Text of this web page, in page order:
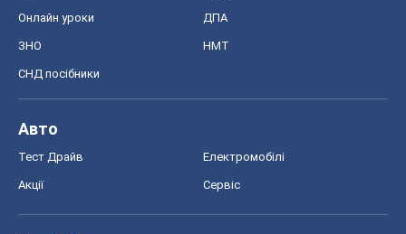
Онлайн уроки ДПА
ЗНО НМТ
СНД посібники
Авто
Тест Драйв Електромобілі
Акції Сервіс